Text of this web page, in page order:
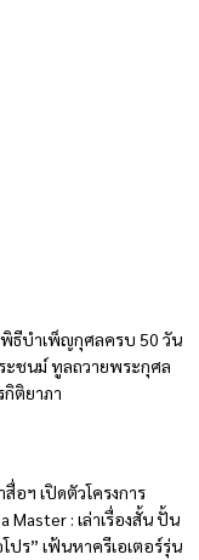
ธีบำเพ็ญกุศลครบ 50 วัน
ะชนม์ ทูลถวายพระกุศล
ติยาภา
ฯ เปิดตัวโครงการ
Master : เล่าเรื่องสั้น ปั้น
ปร” เฟ้นหาครีเอเตอร์รุ่น